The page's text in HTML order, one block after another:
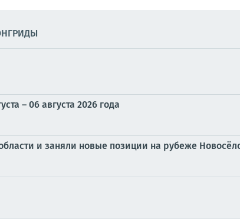
– 06 августа 2026 года
и заняли новые позиции на рубеже